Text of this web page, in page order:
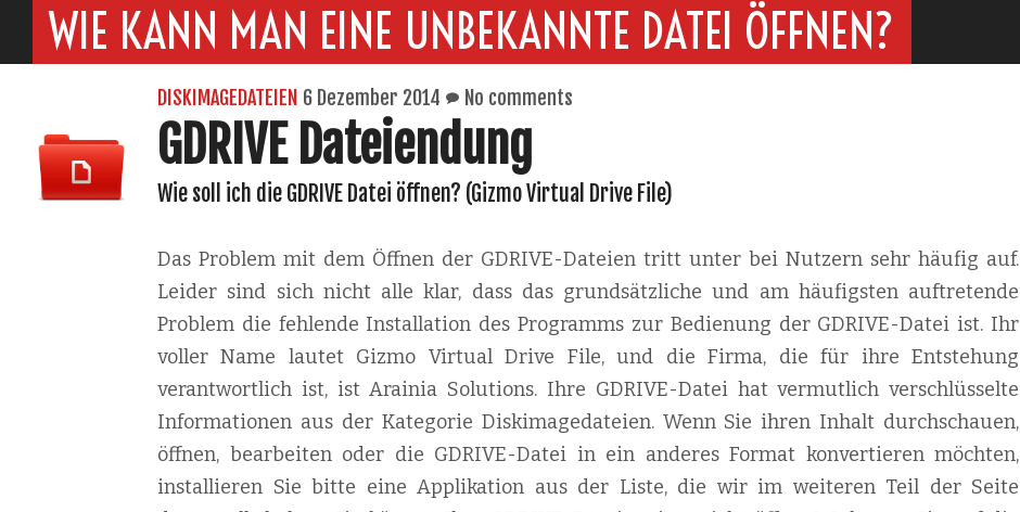
WIE KANN MAN EINE UNBEKANNTE DATEI ÖFFNEN?
DISKIMAGEDATEIEN 6 Dezember 2014 No comments
GDRIVE Dateiendung
Wie soll ich die GDRIVE Datei öffnen? (Gizmo Virtual Drive File)
Das Problem mit dem Öffnen der GDRIVE-Dateien tritt unter bei Nutzern sehr häufig auf.
Leider sind sich nicht alle klar, dass das grundsätzliche und am häufigsten auftretende
Problem die fehlende Installation des Programms zur Bedienung der GDRIVE-Datei ist. Ihr
voller Name lautet Gizmo Virtual Drive File, und die Firma, die für ihre Entstehung
verantwortlich ist, ist Arainia Solutions. Ihre GDRIVE-Datei hat vermutlich verschlüsselte
Informationen aus der Kategorie Diskimagedateien. Wenn Sie ihren Inhalt durchschauen,
öffnen, bearbeiten oder die GDRIVE-Datei in ein anderes Format konvertieren möchten,
installieren Sie bitte eine Applikation aus der Liste, die wir im weiteren Teil der Seite